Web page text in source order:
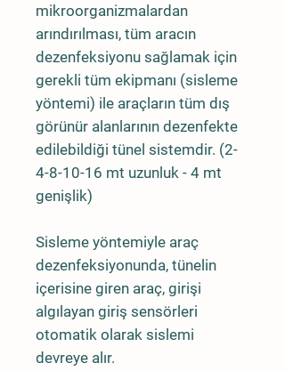
mikroorganizmalardan
arındırılması, tüm aracın
dezenfeksiyonu sağlamak için
gerekli tüm ekipmanı (sisleme
yöntemi) ile araçların tüm dış
görünür alanlarının dezenfekte
edilebildiği tünel sistemdir. (2-
4-8-10-16 mt uzunluk - 4 mt
genişlik)
Sisleme yöntemiyle araç
dezenfeksiyonunda, tünelin
içerisine giren araç, girişi
algılayan giriş sensörleri
otomatik olarak sislemi
devreye alır.